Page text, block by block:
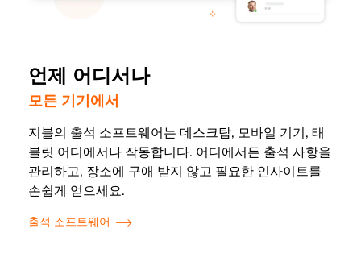
언제 어디서나
모든 기기에서
지블의 출석 소프트웨어는 데스크탑, 모바일 기기, 태
블릿 어디에서나 작동합니다. 어디에서든 출석 사항을
관리하고, 장소에 구애 받지 않고 필요한 인사이트를
손쉽게 얻으세요.
출석 소프트웨어